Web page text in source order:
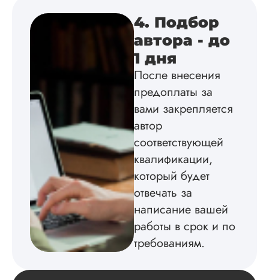
подробно
по всем вопросам.
Инна
Вид работы:
Диссертация
Дата:
Магистерскую
диссертацию по
философии
на твердую 5.
Грамотно
4. Подбор
автора - до
1 дня
После внесения
предоплаты за
вами закрепляется
автор
соответствующей
квалификации,
который будет
отвечать за
написание вашей
работы в срок и по
требованиям.